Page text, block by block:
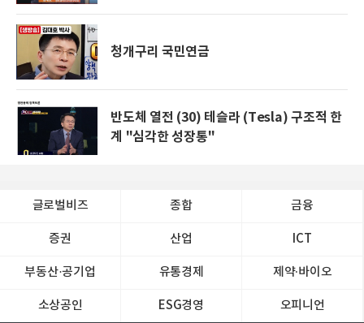
청개구리 국민연금
반도체 열전 (30) 테슬라 (Tesla) 구조적 한
계 "심각한 성장통"
글로벌비즈 종합 금융
증권 산업 ICT
부동산·공기업 유통경제 제약∙바이오
소상공인 ESG경영 오피니언